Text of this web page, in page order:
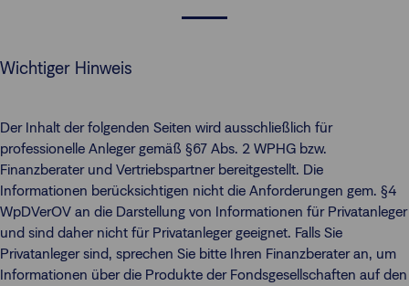
Wichtiger Hinweis
Der Inhalt der folgenden Seiten wird ausschließlich für
professionelle Anleger gemäß §67 Abs. 2 WPHG bzw.
Finanzberater und Vertriebspartner bereitgestellt. Die
Informationen berücksichtigen nicht die Anforderungen gem. §4
WpDVerOV an die Darstellung von Informationen für Privatanleger
und sind daher nicht für Privatanleger geeignet. Falls Sie
Privatanleger sind, sprechen Sie bitte Ihren Finanzberater an, um
Informationen über die Produkte der Fondsgesellschaften auf den